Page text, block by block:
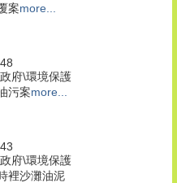
案more...
府\環境保護
污案more...
府\環境保護
裡沙灘油泥